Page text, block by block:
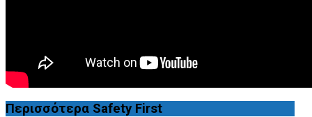
Περισσότερα Safety First